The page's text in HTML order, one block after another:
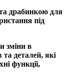
драбинкою для
під
зміни в
та деталей, які
функції,